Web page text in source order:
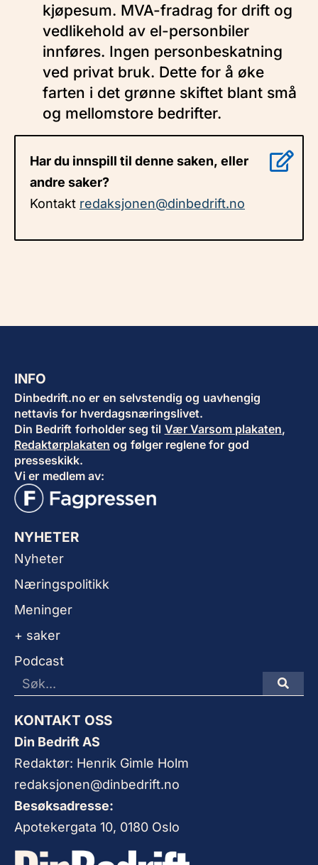
kjøpesum. MVA-fradrag for drift og
vedlikehold av el-personbiler
innføres. Ingen personbeskatning
ved privat bruk. Dette for å øke
farten i det grønne skiftet blant små
og mellomstore bedrifter.
Har du innspill til denne saken, eller
andre saker?
Kontakt redaksjonen@dinbedrift.no
INFO
Dinbedrift.no er en selvstendig og uavhengig
nettavis for hverdagsnæringslivet.
Din Bedrift forholder seg til Vær Varsom plakaten,
Redaktørplakaten og følger reglene for god
presseskikk.
Vi er medlem av:
NYHETER
Nyheter
Næringspolitikk
Meninger
+ saker
Podcast
KONTAKT OSS
Din Bedrift AS
Redaktør: Henrik Gimle Holm
redaksjonen@dinbedrift.no
Besøksadresse:
Apotekergata 10, 0180 Oslo